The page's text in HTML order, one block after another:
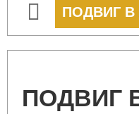
ПОДВИГ В
ПОДВИГ